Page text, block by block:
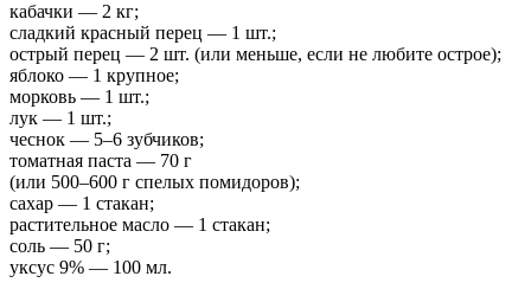
кабачки — 2 кг;
сладкий красный перец — 1 шт.;
острый перец — 2 шт. (или меньше, если не любите острое);
яблоко — 1 крупное;
морковь — 1 шт.;
лук — 1 шт.;
чеснок — 5–6 зубчиков;
томатная паста — 70 г
(или 500–600 г спелых помидоров);
сахар — 1 стакан;
растительное масло — 1 стакан;
соль — 50 г;
уксус 9% — 100 мл.